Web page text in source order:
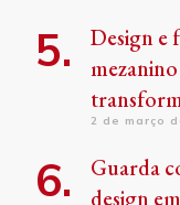
Design e
2 de março
Guarda
design